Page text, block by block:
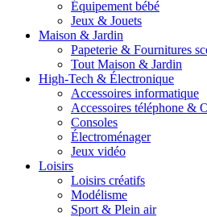
Équipement bébé
Jeux & Jouets
Maison & Jardin
Papeterie & Fournitures
Tout Maison & Jardin
High-Tech & Électronique
Accessoires informatique
Accessoires téléphone &
Consoles
Électroménager
Jeux vidéo
Loisirs
Loisirs créatifs
Modélisme
Sport & Plein air